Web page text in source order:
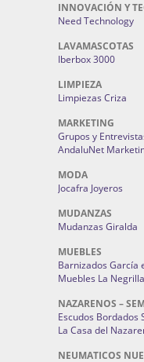
INNOVACIÓN Y
Need Technology
LAVAMASCOTAS
Iberbox 3000
LIMPIEZA
Limpiezas Criza
MARKETING
Grupos y
AndaluNet
MODA
Jocafra Joyeros
MUDANZAS
Mudanzas Giralda
MUEBLES
Barnizados García
Muebles La Negrilla
NAZARENOS –
Escudos Bordados
La Casa del
NEUMATICOS